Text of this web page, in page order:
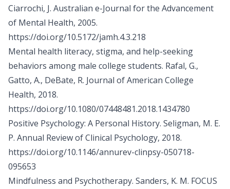
Ciarrochi, J. Australian e-Journal for the Advancement
of Mental Health, 2005.
https://doi.org/10.5172/jamh.4.3.218
Mental health literacy, stigma, and help-seeking
behaviors among male college students. Rafal, G.,
Gatto, A., DeBate, R. Journal of American College
Health, 2018.
https://doi.org/10.1080/07448481.2018.1434780
Positive Psychology: A Personal History. Seligman, M. E.
P. Annual Review of Clinical Psychology, 2018.
https://doi.org/10.1146/annurev-clinpsy-050718-
095653
Mindfulness and Psychotherapy. Sanders, K. M. FOCUS